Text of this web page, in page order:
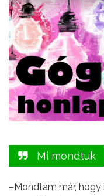
Mi mondtuk
–Mondtam már,